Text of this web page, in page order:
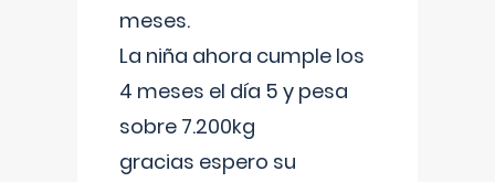
meses.
La niña ahora cumple los
4 meses el día 5 y pesa
sobre 7.200kg
gracias espero su